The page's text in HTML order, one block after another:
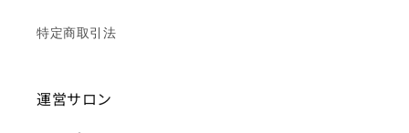
特定商取引法
運営サロン